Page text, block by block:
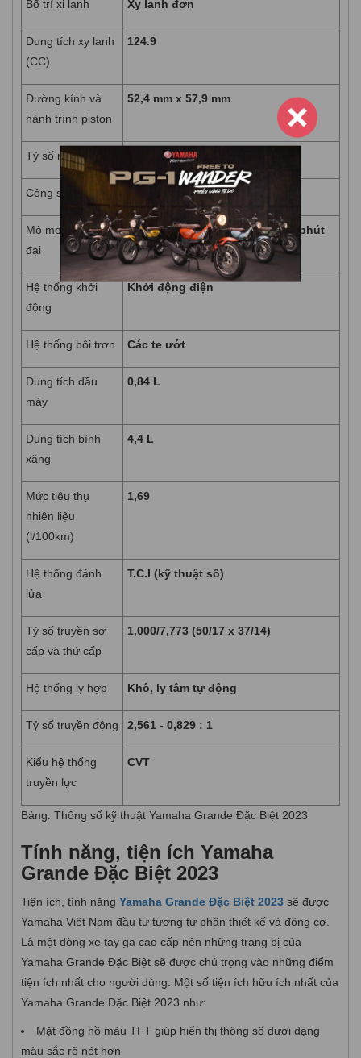
Bố trí xi lanh Xy lanh đơn
Dung tích xy lanh
(CC)
124.9
Đường kính và
hành trình piston
52,4 mm x 57,9 mm
Tỷ số nén
Công suất tối đa 6.05/6.500 kW/rpm
Mô men xoắn cực
đại
10,4 N.m (1,1 kgf.m)/5000 vòng/phút
Hệ thống khởi
động
Khởi động điện
Hệ thống bôi trơn Các te ướt
Dung tích dầu
máy
0,84 L
Dung tích bình
xăng
4,4 L
Mức tiêu thụ
nhiên liệu
(l/100km)
1,69
Hệ thống đánh
lửa
T.C.I (kỹ thuật số)
Tỷ số truyền sơ
cấp và thứ cấp
1,000/7,773 (50/17 x 37/14)
Hệ thống ly hợp Khô, ly tâm tự động
Tỷ số truyền động 2,561 - 0,829 : 1
Kiểu hệ thống
truyền lực
CVT
Bảng: Thông số kỹ thuật Yamaha Grande Đặc Biệt 2023
Tính năng, tiện ích Yamaha
Grande Đặc Biệt 2023
Tiện ích, tính năng Yamaha Grande Đặc Biệt 2023 sẽ được
Yamaha Việt Nam đầu tư tương tự phần thiết kế và động cơ.
Là một dòng xe tay ga cao cấp nên những trang bị của
Yamaha Grande Đặc Biệt sẽ được chú trọng vào những điểm
tiện ích nhất cho người dùng. Một số tiện ích hữu ích nhất của
Yamaha Grande Đặc Biệt 2023 như:
Mặt đồng hồ màu TFT giúp hiển thị thông số dưới dạng
màu sắc rõ nét hơn